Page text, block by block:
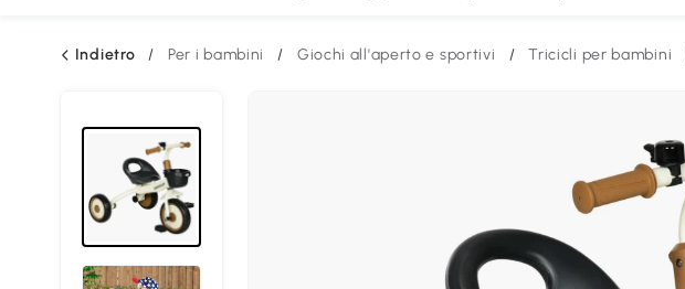
Indietro / Per i bambini / Giochi all'aperto e sportivi / Tricicli per bambini